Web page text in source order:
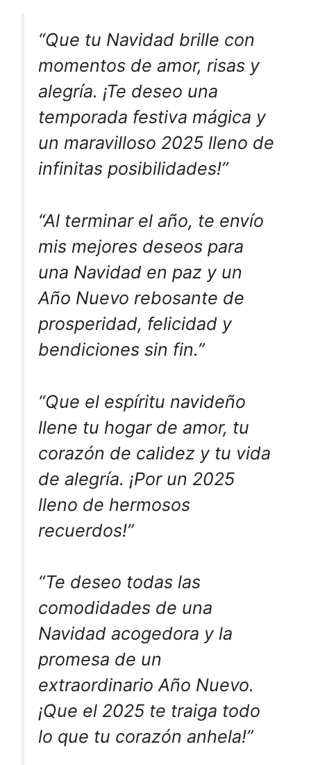
“Que tu Navidad brille con
momentos de amor, risas y
alegría. ¡Te deseo una
temporada festiva mágica y
un maravilloso 2025 lleno de
infinitas posibilidades!”
“Al terminar el año, te envío
mis mejores deseos para
una Navidad en paz y un
Año Nuevo rebosante de
prosperidad, felicidad y
bendiciones sin fin.”
“Que el espíritu navideño
llene tu hogar de amor, tu
corazón de calidez y tu vida
de alegría. ¡Por un 2025
lleno de hermosos
recuerdos!”
“Te deseo todas las
comodidades de una
Navidad acogedora y la
promesa de un
extraordinario Año Nuevo.
¡Que el 2025 te traiga todo
lo que tu corazón anhela!”